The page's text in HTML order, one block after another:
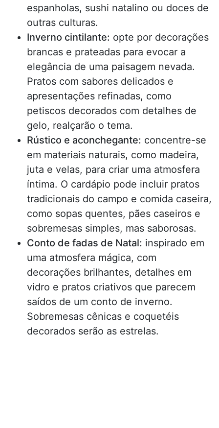
espanholas, sushi natalino ou doces de
outras culturas.
Inverno cintilante: opte por decorações
brancas e prateadas para evocar a
elegância de uma paisagem nevada.
Pratos com sabores delicados e
apresentações refinadas, como
petiscos decorados com detalhes de
gelo, realçarão o tema.
Rústico e aconchegante: concentre-se
em materiais naturais, como madeira,
juta e velas, para criar uma atmosfera
íntima. O cardápio pode incluir pratos
tradicionais do campo e comida caseira,
como sopas quentes, pães caseiros e
sobremesas simples, mas saborosas.
Conto de fadas de Natal: inspirado em
uma atmosfera mágica, com
decorações brilhantes, detalhes em
vidro e pratos criativos que parecem
saídos de um conto de inverno.
Sobremesas cênicas e coquetéis
decorados serão as estrelas.